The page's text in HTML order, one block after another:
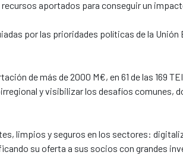
aportados para conseguir un
por las prioridades políticas de la
de más de 2000 M€, en 61 de las 169
y visibilizar los desafíos comunes,
limpios y seguros en los sectores:
su oferta a sus socios con grandes